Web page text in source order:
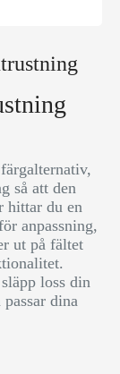
så att den
hittar du en
anpassning,
ut på fältet
loss din
dina